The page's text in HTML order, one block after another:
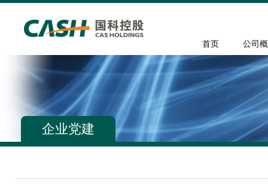
首页 公司
企业党建